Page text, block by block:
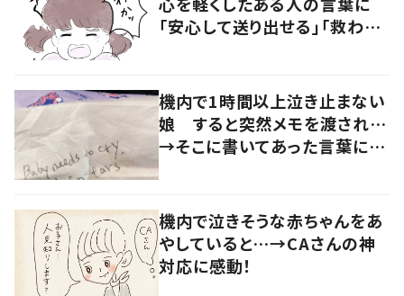
「安心して送り出せる」「救われ
機内で1時間以上泣き止まない
娘 すると突然メモを渡され…
→そこに書いてあった言葉に
機内で泣きそうな赤ちゃんをあ
やしていると…→CAさんの神
対応に感動！